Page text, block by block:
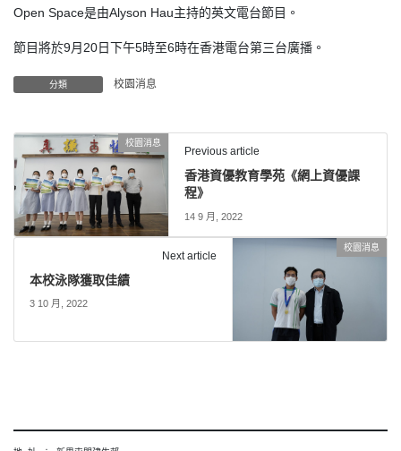
Open Space是由Alyson Hau主持的英文電台節目。
節目將於9月20日下午5時至6時在香港電台第三台廣播。
分類 校園消息
校園消息
Previous article
香港資優教育學苑《網上資優課
程》
14 9 月, 2022
校園消息
Next article
本校泳隊獲取佳績
3 10 月, 2022